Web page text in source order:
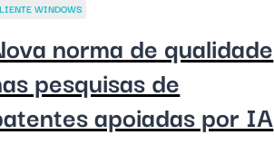
WINDOWS
norma de qualidade
pesquisas de
apoiadas por IA